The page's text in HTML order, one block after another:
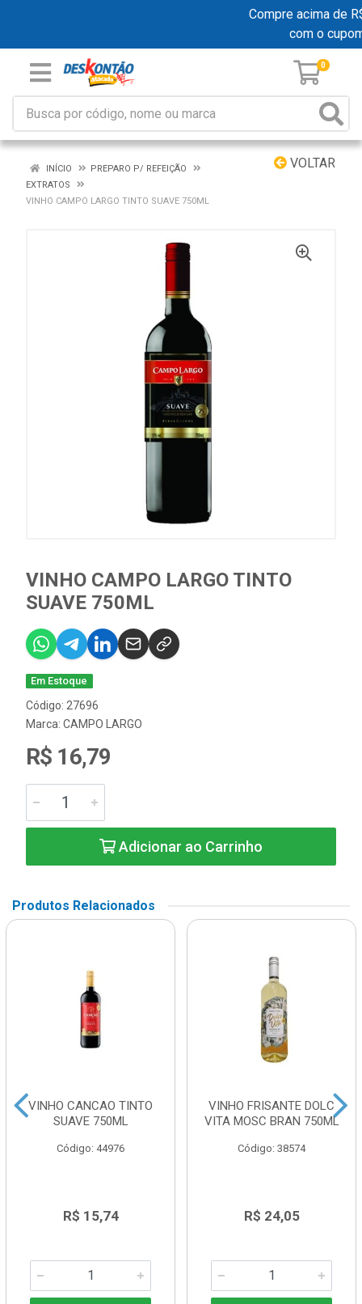
Compre acima de
com o
0
VOLTAR
INÍCIO
PREPARO P/ REFEIÇÃO
EXTRATOS
VINHO CAMPO LARGO TINTO SUAVE 750ML
VINHO CAMPO LARGO TINTO
SUAVE 750ML
Em Estoque
Código: 27696
Marca: CAMPO LARGO
R$ 16,79
Adicionar ao Carrinho
Produtos Relacionados
VINHO CANCAO TINTO
SUAVE 750ML
Código: 44976
R$ 15,74
VINHO FRISANTE DOLC
VITA MOSC BRAN 750ML
Código: 38574
R$ 24,05